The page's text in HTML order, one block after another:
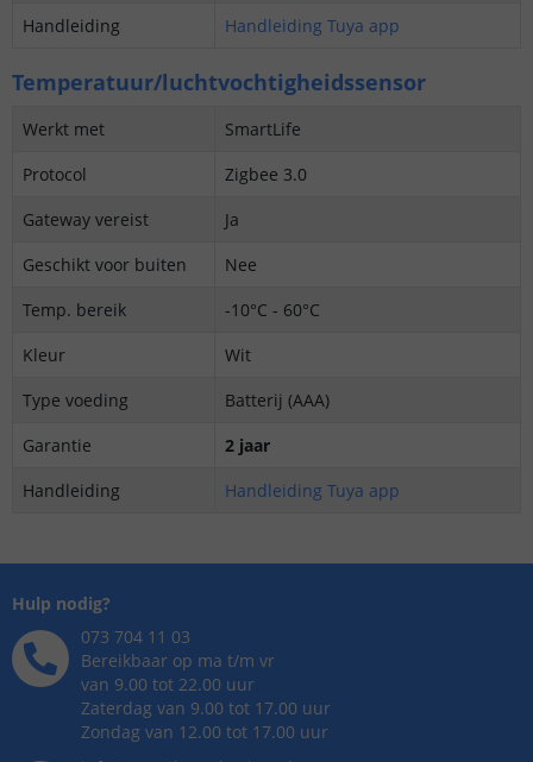
Handleiding
Handleiding Tuya app
Temperatuur/luchtvochtigheidssensor
Werkt met
SmartLife
Protocol
Zigbee 3.0
Gateway vereist
Ja
Geschikt voor buiten
Nee
Temp. bereik
-10°C - 60°C
Kleur
Wit
Type voeding
Batterij (AAA)
Garantie
2 jaar
Handleiding
Handleiding Tuya app
Hulp nodig?
073 704 11 03
Bereikbaar op ma t/m vr
van 9.00 tot 22.00 uur
Zaterdag van 9.00 tot 17.00 uur
Zondag van 12.00 tot 17.00 uur